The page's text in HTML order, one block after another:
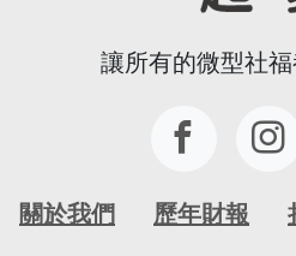
讓所有的微型社
關於我們 歷年財報